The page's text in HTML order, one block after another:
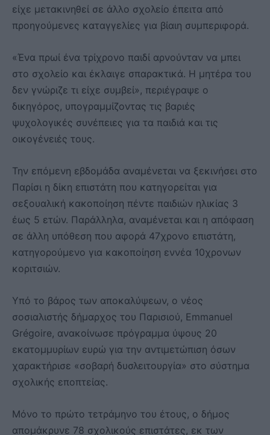
είχε μετακινηθεί σε άλλο σχολείο έπειτα από
προηγούμενες καταγγελίες για βίαιη συμπεριφορά.
«Ένα πρωί ένα τρίχρονο παιδί αρνούνταν να μπει
στο σχολείο και έκλαιγε σπαρακτικά. Η μητέρα του
δεν γνώριζε τι είχε συμβεί», περιέγραψε ο
δικηγόρος, υπογραμμίζοντας τις βαριές
ψυχολογικές συνέπειες για τα παιδιά και τις
οικογένειές τους.
Την επόμενη εβδομάδα αναμένεται να ξεκινήσει στο
Παρίσι η δίκη επιστάτη που κατηγορείται για
σεξουαλική κακοποίηση πέντε παιδιών ηλικίας 3
έως 5 ετών. Παράλληλα, αναμένεται και η απόφαση
σε άλλη υπόθεση που αφορά 47χρονο επιστάτη,
κατηγορούμενο για κακοποίηση εννέα 10χρονων
κοριτσιών.
Υπό το βάρος των αποκαλύψεων, ο νέος
σοσιαλιστής δήμαρχος του Παρισιού, Emmanuel
Grégoire, ανακοίνωσε πρόγραμμα ύψους 20
εκατομμυρίων ευρώ για την αντιμετώπιση όσων
χαρακτήρισε «σοβαρή δυσλειτουργία» στο σύστημα
σχολικής εποπτείας.
Μόνο το πρώτο τετράμηνο του έτους, ο δήμος
απομάκρυνε 78 σχολικούς επιστάτες, εκ των